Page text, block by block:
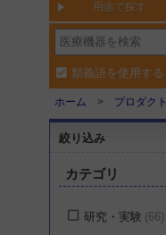
用途で探す
類義語を使用する
ホーム プロダクト
絞り込み
カテゴリ
研究・実験 66